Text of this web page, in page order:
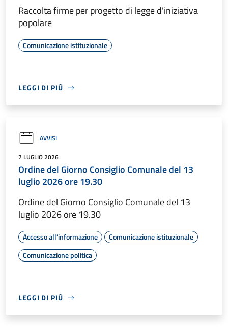
Raccolta firme per progetto di legge d'iniziativa
popolare
Comunicazione istituzionale
LEGGI DI PIÙ
AVVISI
7 LUGLIO 2026
Ordine del Giorno Consiglio Comunale del 13
luglio 2026 ore 19.30
Ordine del Giorno Consiglio Comunale del 13
luglio 2026 ore 19.30
Accesso all'informazione
Comunicazione istituzionale
Comunicazione politica
LEGGI DI PIÙ